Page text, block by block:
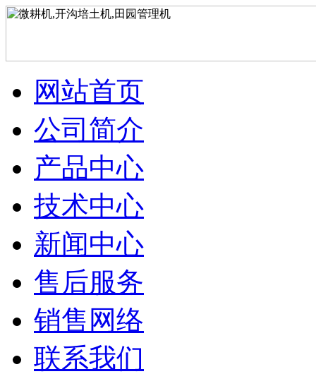
网站首页
公司简介
产品中心
技术中心
新闻中心
售后服务
销售网络
联系我们